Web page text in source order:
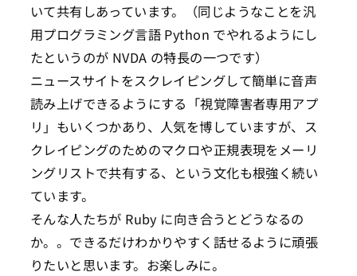
いて共有しあっています。（同じようなことを汎
用プログラミング言語 Python でやれるようにし
たというのが NVDA の特長の一つです）
ニュースサイトをスクレイピングして簡単に音声
読み上げできるようにする「視覚障害者専用アプ
リ」もいくつかあり、人気を博していますが、ス
クレイピングのためのマクロや正規表現をメーリ
ングリストで共有する、という文化も根強く続い
ています。
そんな人たちが Ruby に向き合うとどうなるの
か。。できるだけわかりやすく話せるように頑張
りたいと思います。お楽しみに。